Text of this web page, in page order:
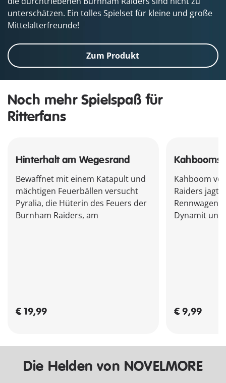
unterschätzen. Ein tolles Spielset für kleine und große
Mittelalterfreunde!
Zum Produkt
Noch mehr Spielspaß für
Ritterfans
Hinterhalt am Wegesrand
Bewaffnet mit einem Katapult und
mächtigen Feuerbällen versucht
Pyralia, die Hüterin des Feuers der
Burnham Raiders, am
€ 19,99
Kahbooms
Kahboom
Raiders jagt
Rennwagen,
Dynamit und
€ 9,99
Die Helden von NOVELMORE